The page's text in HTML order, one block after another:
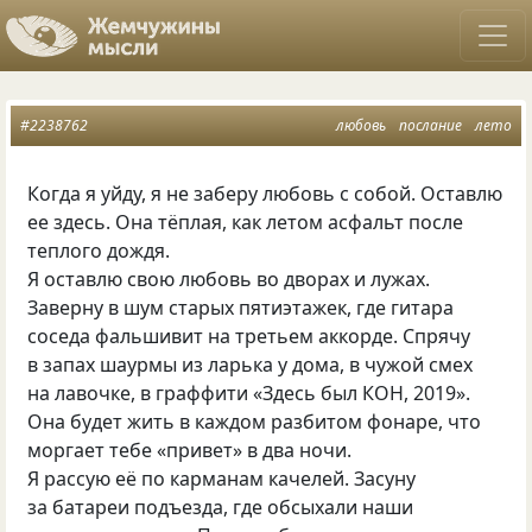
любовь послание лето
#2238762
Когда я уйду, я не заберу любовь с собой. Оставлю
ее здесь. Она тёплая, как летом асфальт после
теплого дождя.
Я оставлю свою любовь во дворах и лужах.
Заверну в шум старых пятиэтажек, где гитара
соседа фальшивит на третьем аккорде. Спрячу
в запах шаурмы из ларька у дома, в чужой смех
на лавочке, в граффити «Здесь был КОН, 2019».
Она будет жить в каждом разбитом фонаре, что
моргает тебе «привет» в два ночи.
Я рассую её по карманам качелей. Засуну
за батареи подъезда, где обсыхали наши